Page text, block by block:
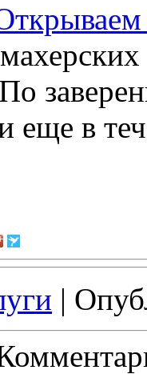
еще в
|